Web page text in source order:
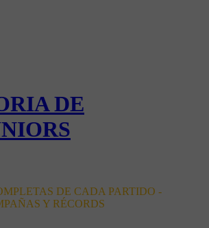
DE
DE CADA PARTIDO -
Y RÉCORDS